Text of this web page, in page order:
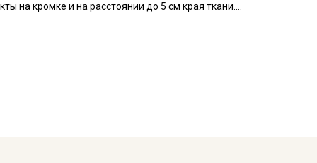
на кромке и на расстоянии до 5 см края ткани.